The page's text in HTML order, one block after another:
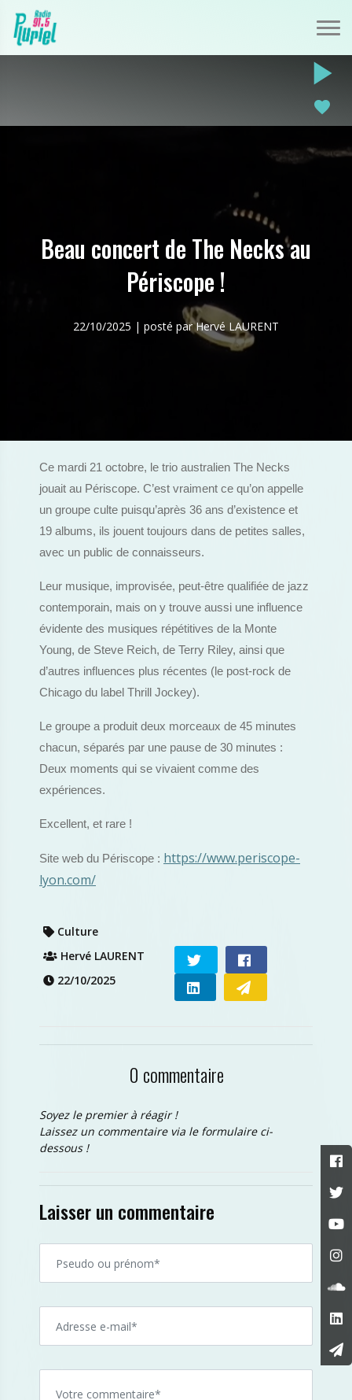
play_arrow
favorite
Beau concert de The Necks au
Périscope !
22/10/2025 | posté par Hervé LAURENT
Ce mardi 21 octobre, le trio australien The Necks
jouait au Périscope. C’est vraiment ce qu’on appelle
un groupe culte puisqu’après 36 ans d’existence et
19 albums, ils jouent toujours dans de petites salles,
avec un public de connaisseurs.
Leur musique, improvisée, peut-être qualifiée de jazz
contemporain, mais on y trouve aussi une influence
évidente des musiques répétitives de la Monte
Young, de Steve Reich, de Terry Riley, ainsi que
d’autres influences plus récentes (le post-rock de
Chicago du label Thrill Jockey).
Le groupe a produit deux morceaux de 45 minutes
chacun, séparés par une pause de 30 minutes :
Deux moments qui se vivaient comme des
expériences.
Excellent, et rare !
Site web du Périscope : https://www.periscope-
lyon.com/
Culture
Hervé LAURENT
22/10/2025
0 commentaire
Soyez le premier à réagir !
Laissez un commentaire via le formulaire ci-
dessous !
Laisser un commentaire